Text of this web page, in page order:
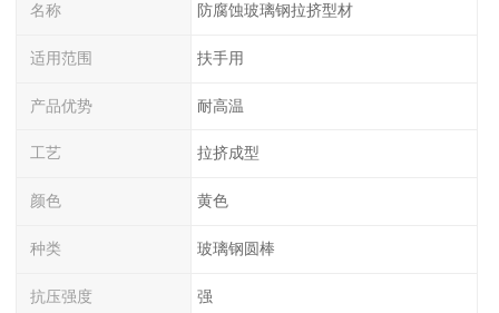
名称 防腐蚀玻璃钢拉挤型材
适用范围 扶手用
产品优势 耐高温
工艺 拉挤成型
颜色 黄色
种类 玻璃钢圆棒
抗压强度 强